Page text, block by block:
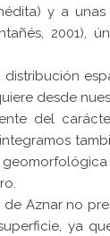
y a
2001),
distribución
desde
del
Aznar no
ya